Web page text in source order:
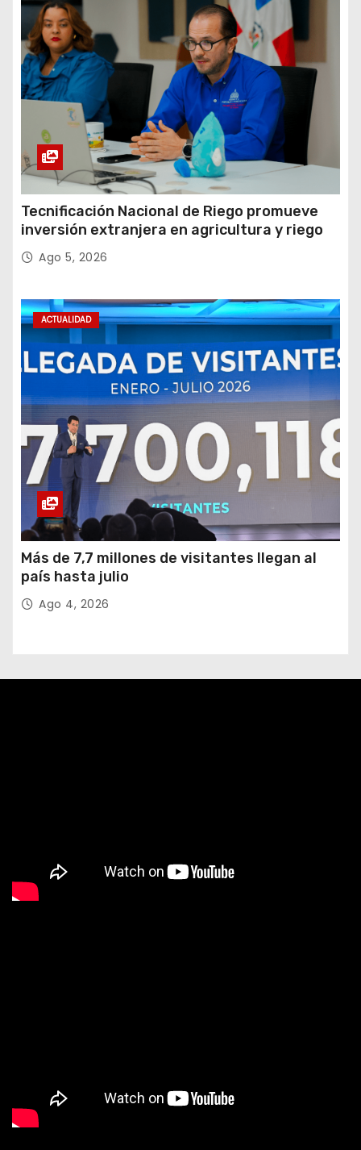
Tecnificación Nacional de Riego promueve
inversión extranjera en agricultura y riego
Ago 5, 2026
ACTUALIDAD
Más de 7,7 millones de visitantes llegan al
país hasta julio
Ago 4, 2026